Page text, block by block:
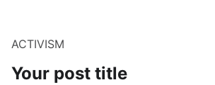
ACTIVISM
Your post title